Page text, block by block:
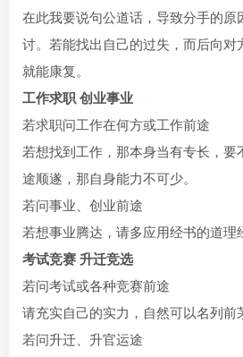
在此我要说句公道话，导致分手的原
讨。若能找出自己的过失，而后向对
就能康复。
工作求职 创业事业
若求职问工作在何方或工作前途
若想找到工作，那本身当有专长，
途顺遂，那自身能力不可少。
若问事业、创业前途
若想事业腾达，请多应用经书的道理
考试竞赛 升迁竞选
若问考试或各种竞赛前途
请充实自己的实力，自然可以名列前
若问升迁、升官运途